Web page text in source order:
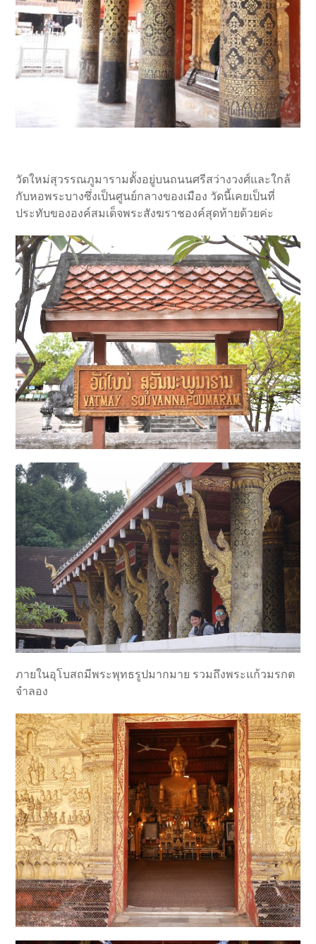
วัดใหม่สุวรรณภูมารามตั้งอยู่บนถนนศรีสว่างวงศ์และใกล้
กับหอพระบางซึ่งเป็นศูนย์กลางของเมือง วัดนี้เคยเป็นที่
ประทับขององค์สมเด็จพระสังฆราชองค์สุดท้ายด้วยค่ะ
ภายในอุโบสถมีพระพุทธรูปมากมาย รวมถึงพระแก้วมรกต
จำลอง